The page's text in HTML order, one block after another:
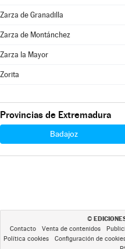
Zarza de Granadilla
Zarza de Montánchez
Zarza la Mayor
Zorita
Provincias de Extremadura
Badajoz
©
Contacto Venta de contenidos
Política cookies
Configuración de